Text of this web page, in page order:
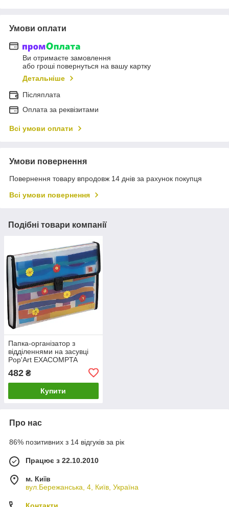
Умови оплати
Ви отримаєте замовлення
або гроші повернуться на вашу картку
Детальніше
Післяплата
Оплата за реквізитами
Всі умови оплати
Умови повернення
Повернення товару впродовж 14 днів за рахунок покупця
Всі умови повернення
Подібні товари компанії
Папка-організатор з
відділеннями на засувці
Pop'Art EXACOMPTA
482 ₴
Купити
Про нас
86% позитивних з 14 відгуків за рік
Працює з 22.10.2010
м. Київ
вул.Бережанська, 4, Київ, Україна